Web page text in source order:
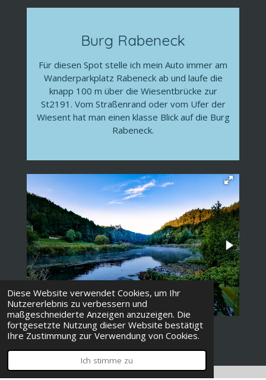
Diese Website verwendet Cookies, um Ihr
Nutzererlebnis zu verbessern und
maßgeschneiderte Anzeigen anzuzeigen. Die
fortgesetzte Nutzung dieser Website bestätigt
Ihre Zustimmung zur Verwendung von Cookies.
Ich stimme zu
Burg Rabeneck
Für diesen Spot stelle ich mein Auto immer am
Wanderparkplatz Rabeneck ab und laufe die
knapp 100 m über die Wiesentbrücke zur
St2191. Vom Straßenrand oder vom Ufer der
Wiesent hat man einen klasse Blick auf die Burg
Rabeneck.